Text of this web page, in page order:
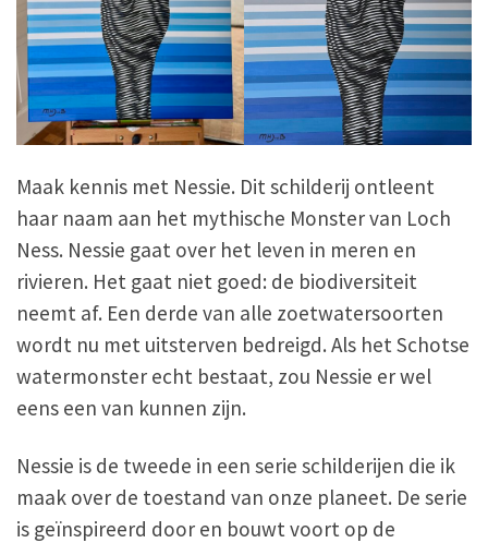
Maak kennis met Nessie. Dit schilderij ontleent
haar naam aan het mythische Monster van Loch
Ness. Nessie gaat over het leven in meren en
rivieren. Het gaat niet goed: de biodiversiteit
neemt af. Een derde van alle zoetwatersoorten
wordt nu met uitsterven bedreigd. Als het Schotse
watermonster echt bestaat, zou Nessie er wel
eens een van kunnen zijn.
Nessie is de tweede in een serie schilderijen die ik
maak over de toestand van onze planeet. De serie
is geïnspireerd door en bouwt voort op de